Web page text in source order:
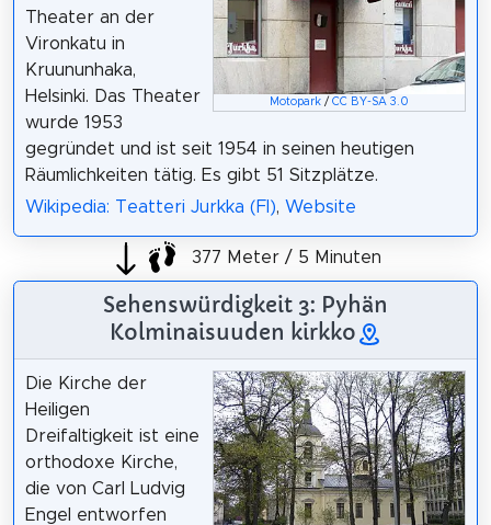
Motopark /CC BY-SA 3.0
Theater an der
Vironkatu in
Kruununhaka,
Helsinki. Das Theater
wurde 1953
gegründet und ist seit 1954 in seinen heutigen
Räumlichkeiten tätig. Es gibt 51 Sitzplätze.
Wikipedia: Teatteri Jurkka (FI), Website
377 Meter / 5 Minuten
Sehenswürdigkeit 3: Pyhän
Kolminaisuuden kirkko
Die Kirche der
Heiligen
Dreifaltigkeit ist eine
orthodoxe Kirche,
die von Carl Ludvig
Engel entworfen